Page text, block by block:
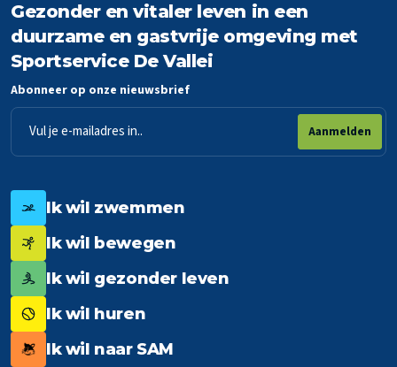
Gezonder en vitaler leven in een
duurzame en gastvrije omgeving met
Sportservice De Vallei
Abonneer op onze nieuwsbrief
mailadres
Aanmelden
Ik wil zwemmen
Ik wil bewegen
Ik wil gezonder leven
Ik wil huren
Ik wil naar SAM